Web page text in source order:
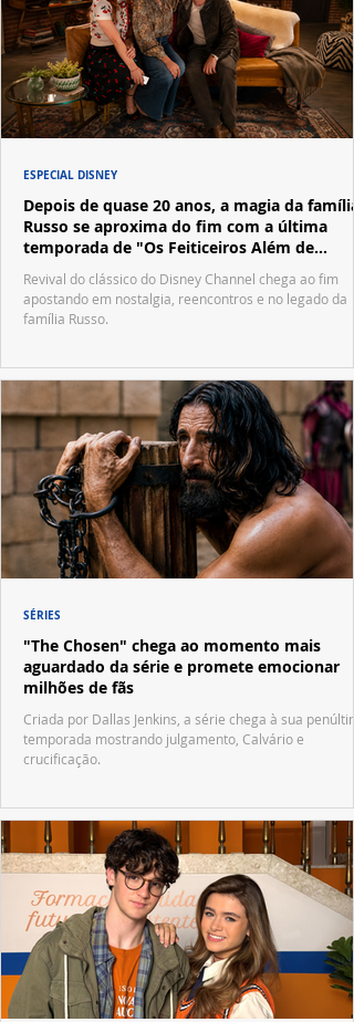
Depois de quase 20 anos, a magia da família
Russo se aproxima do fim com a última
temporada de "Os Feiticeiros Além de
Revival do clássico do Disney Channel chega ao fim
apostando em nostalgia, reencontros e no legado da
família Russo.
ESPECIAL DISNEY
"The Chosen" chega ao momento mais
aguardado da série e promete emocionar
milhões de fãs
Criada por Dallas Jenkins, a série chega à sua
temporada mostrando julgamento, Calvário e
crucificação.
SÉRIES